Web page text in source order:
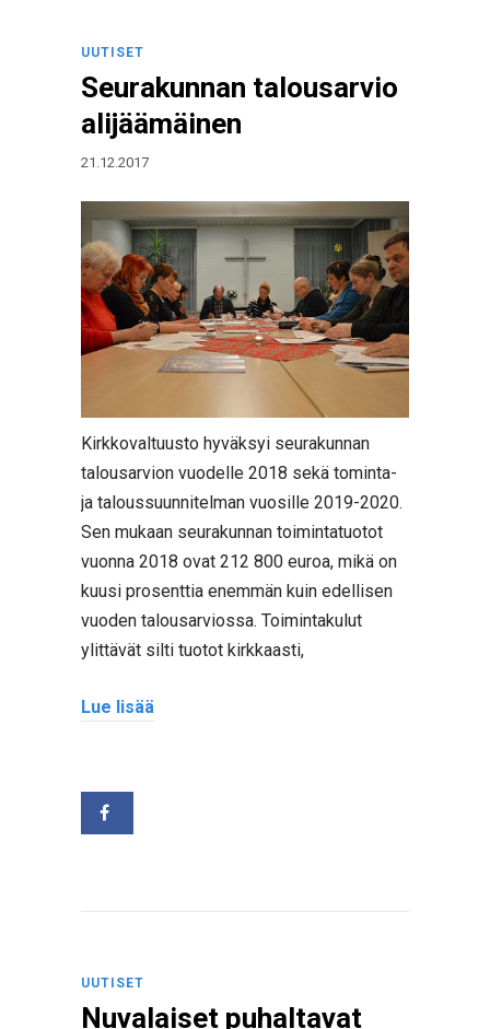
UUTISET
Seurakunnan talousarvio
alijäämäinen
21.12.2017
Kirkkovaltuusto hyväksyi seurakunnan
talousarvion vuodelle 2018 sekä tominta-
ja taloussuunnitelman vuosille 2019-2020.
Sen mukaan seurakunnan toimintatuotot
vuonna 2018 ovat 212 800 euroa, mikä on
kuusi prosenttia enemmän kuin edellisen
vuoden talousarviossa. Toimintakulut
ylittävät silti tuotot kirkkaasti,
Lue lisää
UUTISET
Nuvalaiset puhaltavat